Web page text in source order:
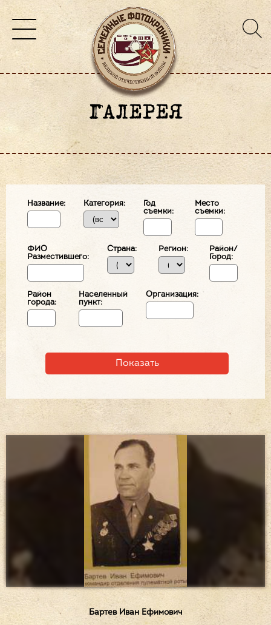
ГАЛЕРЕЯ
Название: Категория:
Год
съемки:
Место
съемки:
ФИО
Разместившего:
Страна: Регион:
Район/
Город:
Район
города:
Населенный
пункт:
Организация:
Бартев Иван Ефимович